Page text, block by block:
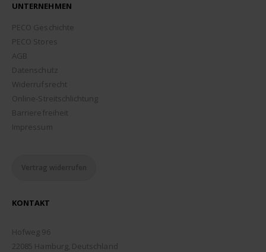
UNTERNEHMEN
PECO Geschichte
PECO Stores
AGB
Datenschutz
Widerrufsrecht
Online-Streitschlichtung
Barrierefreiheit
Impressum
Vertrag widerrufen
KONTAKT
Hofweg 96
22085 Hamburg, Deutschland